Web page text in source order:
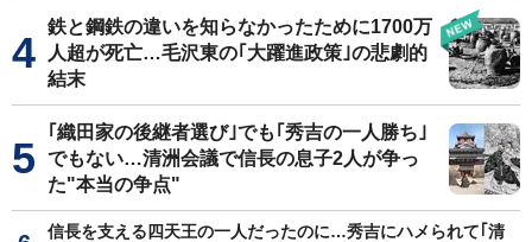
鉄と鋼鉄の違いを知らなかったために1700万
人超が死亡…毛沢東の｢大躍進政策｣の悲劇的
結末
｢織田家の後継者選び｣でも｢秀吉の一人勝ち｣
でもない…清洲会議で信長の息子2人が争っ
た"本当の争点"
信長を支える四天王の一人だったのに…秀吉にハメられて｢清